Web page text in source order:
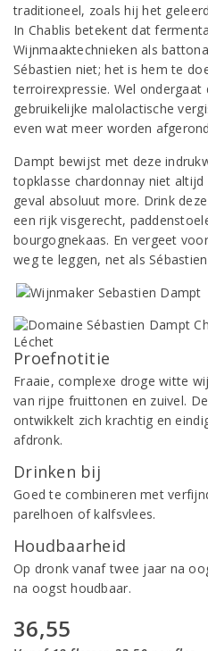
traditioneel, zoals hij het
In Chablis betekent dat
Wijnmaaktechnieken als
Sébastien niet; het is hem te
terroirexpressie. Wel ondergaat
gebruikelijke malolactische
even wat meer worden
Dampt bewijst met deze
topklasse chardonnay niet
geval absoluut more. Drink
een rijk visgerecht,
bourgognekaas. En vergeet
weg te leggen, net als
Proefnotitie
Fraaie, complexe droge witte
van rijpe fruittonen en zuivel.
ontwikkelt zich krachtig en
afdronk.
Drinken bij
Goed te combineren met
parelhoen of kalfsvlees.
Houdbaarheid
Op dronk vanaf twee jaar na
na oogst houdbaar.
36,55